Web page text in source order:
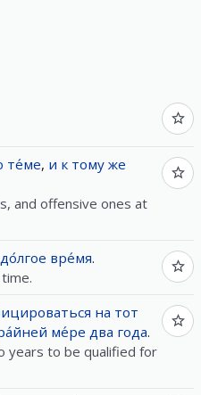
те́ме, и к тому же
and offensive ones at
до́лгое вре́мя.
на тот
ме́ре два года.
years to be qualified for